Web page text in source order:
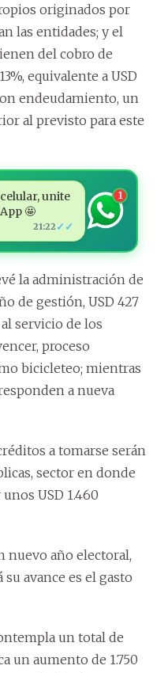
originados por
las entidades; y el
del cobro de
equivalente a USD
endeudamiento, un
al previsto para este
unite
🤩
21:22 ✓✓
1
la administración de
de gestión, USD 427
servicio de los
proceso
bicicleteo; mientras
a nueva
a tomarse serán
sector en donde
USD 1.460
nuevo año electoral,
avance es el gasto
un total de
un aumento de 1.750